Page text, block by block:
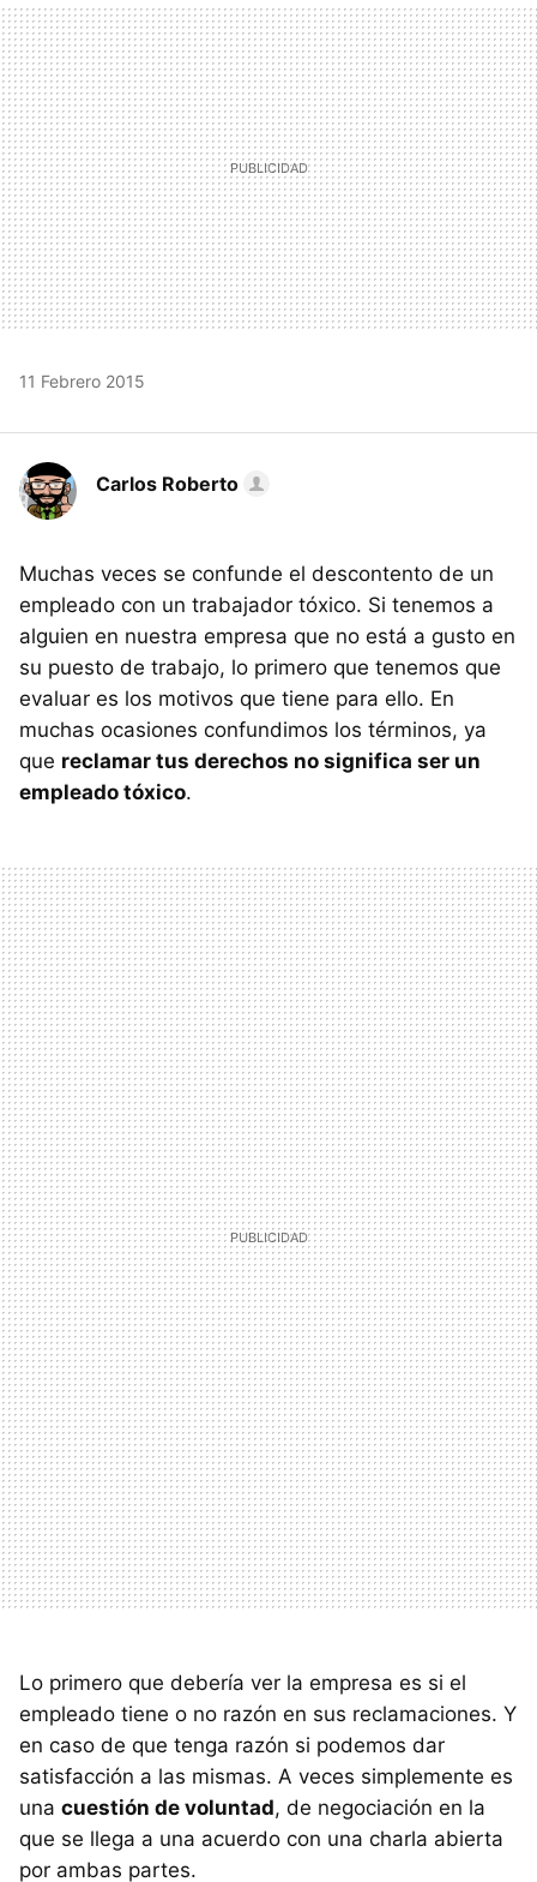
MAIL
11 Febrero 2015
Carlos Roberto
Muchas veces se confunde el descontento de un
empleado con un trabajador tóxico. Si tenemos a
alguien en nuestra empresa que no está a gusto en
su puesto de trabajo, lo primero que tenemos que
evaluar es los motivos que tiene para ello. En
muchas ocasiones confundimos los términos, ya
que reclamar tus derechos no significa ser un
empleado tóxico.
Lo primero que debería ver la empresa es si el
empleado tiene o no razón en sus reclamaciones. Y
en caso de que tenga razón si podemos dar
satisfacción a las mismas. A veces simplemente es
una cuestión de voluntad, de negociación en la
que se llega a una acuerdo con una charla abierta
por ambas partes.